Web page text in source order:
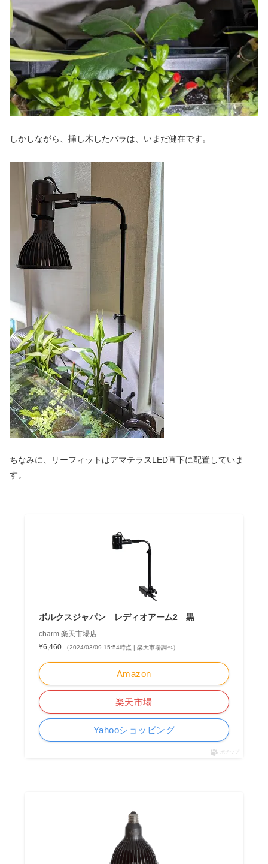
しかしながら、挿し木したバラは、いまだ健在です。
ちなみに、リーフィットはアマテラスLED直下に配置していま
す。
ボルクスジャパン レディオアーム2 黒
charm 楽天市場店
¥6,460
（2024/03/09 15:54時点 | 楽天市場調べ）
Amazon
楽天市場
Yahooショッピング
ポチップ